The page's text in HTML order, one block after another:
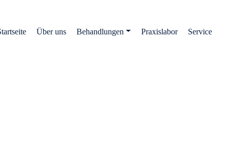
Über uns Behandlungen Praxislabor Service